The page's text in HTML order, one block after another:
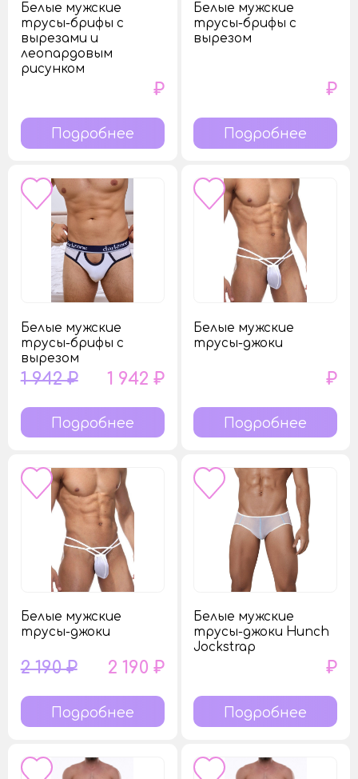
Белые мужские
трусы-брифы с
вырезами и
леопардовым
рисунком
₽
Подробнее
Белые мужские
трусы-брифы с
вырезом
₽
Подробнее
Белые мужские
трусы-брифы с
вырезом
1 942 ₽ 1 942 ₽
Подробнее
Белые мужские
трусы-джоки
₽
Подробнее
Белые мужские
трусы-джоки
2 190 ₽ 2 190 ₽
Подробнее
Белые мужские
трусы-джоки Hunch
Jockstrap
₽
Подробнее